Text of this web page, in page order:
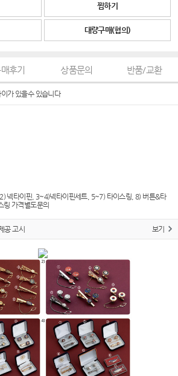
찜하기
대량구매(협의)
후기 상품문의 반품/교환
가 있을수 있습니다
넥타이핀, 3~4)넥타이핀세트, 5~7) 타이스링, 8) 버튼&타
링 가격별도문의
공 고시 보기